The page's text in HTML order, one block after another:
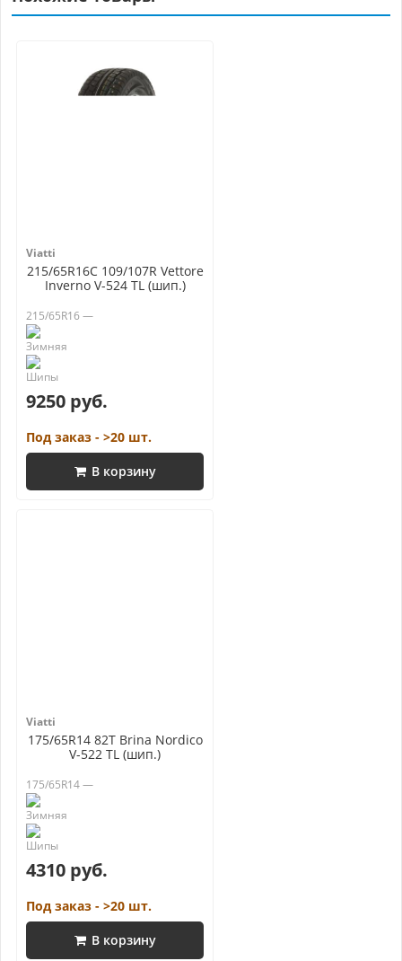
Viatti
215/65R16C 109/107R Vettore
Inverno V-524 TL (шип.)
215/65R16 —
9250 руб.
Под заказ - >20 шт.
В корзину
Viatti
175/65R14 82T Brina Nordico
V-522 TL (шип.)
175/65R14 —
4310 руб.
Под заказ - >20 шт.
В корзину